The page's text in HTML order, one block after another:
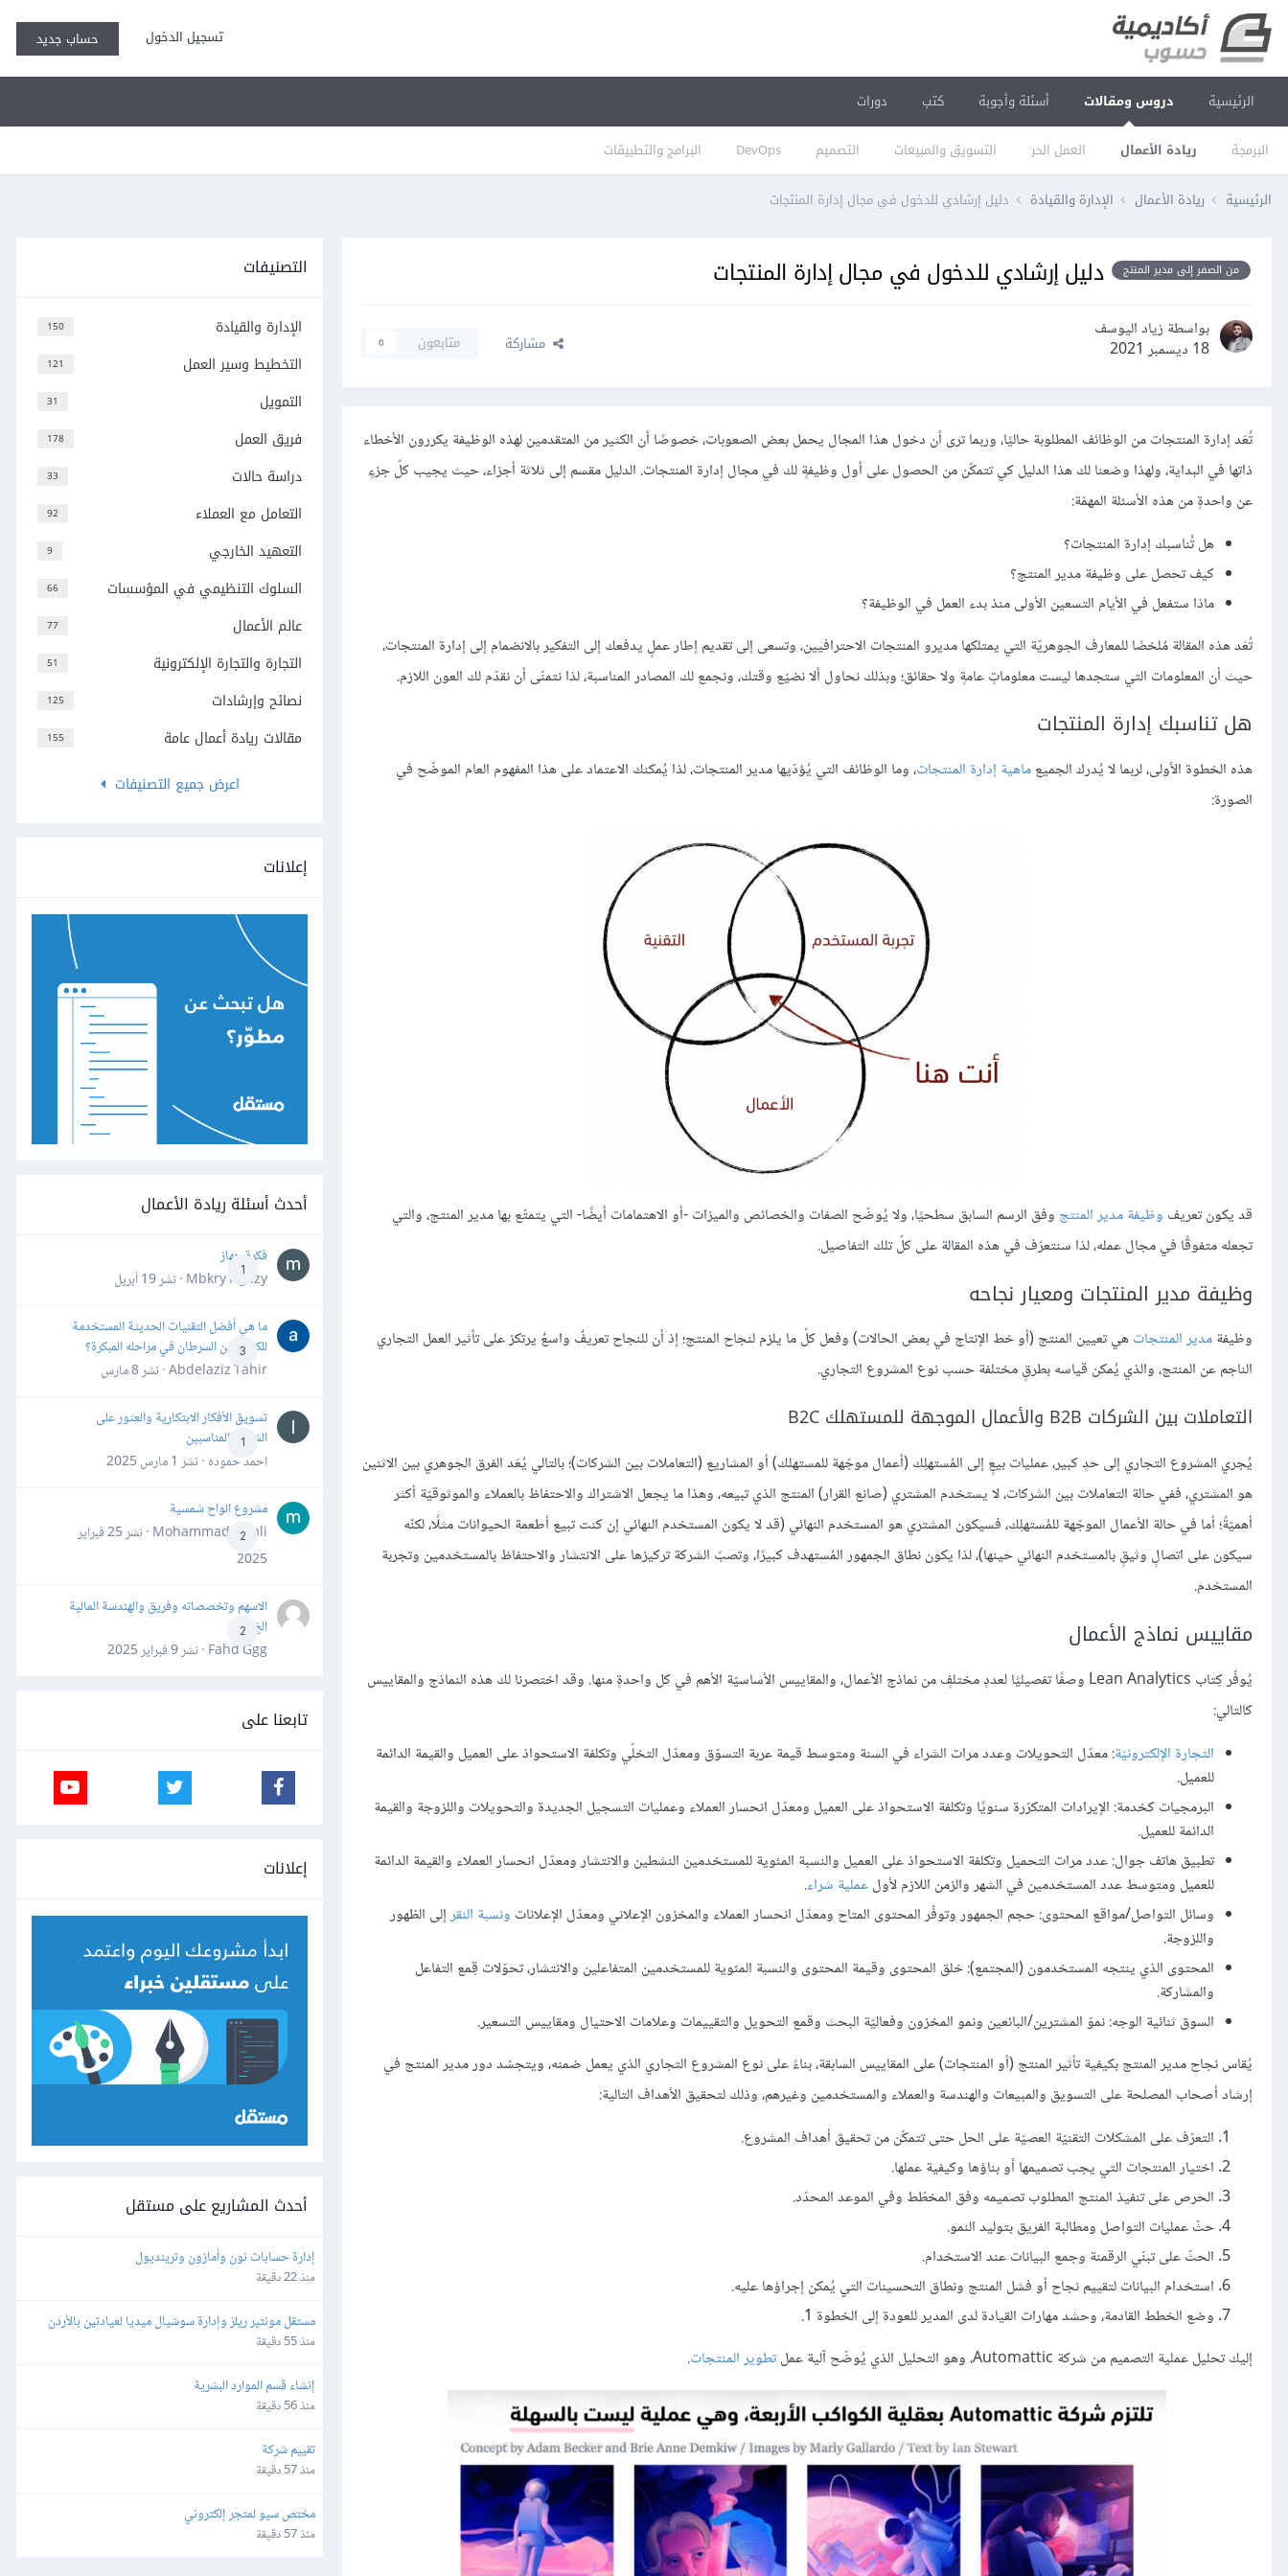
تسجيل الدخول حساب جديد
الرئيسية دروس ومقالات
البرمجة ريادة الأعمال العمل الحر التسويق والمبيعات التصميم DevOps البرامج والتطبيقات
أسئلة وأجوبة كتب دورات
الرئيسية ريادة الأعمال الإدارة والقيادة دليل إرشادي للدخول في مجال إدارة المنتجات
من الصفر إلى مدير المنتج دليل إرشادي للدخول في مجال إدارة المنتجات
بواسطة زياد اليوسف
18 ديسمبر 2021
مشاركة متابعون 0
تُعَد إدارة المنتجات من الوظائف المطلوبة حاليًا، وربما ترى أن دخول هذا المجال يحمل بعض الصعوبات، خصوصًا أن الكثير من المتقدمين لهذه الوظيفة يكررون الأخطاء
ذاتها في البداية، ولهذا وضعنا لك هذا الدليل كي تتمكّن من الحصول على أول وظيفةٍ لك في مجال إدارة المنتجات. الدليل مقسم إلى ثلاثة أجزاء، حيث يجيب كلّ جزءٍ
عن واحدةٍ من هذه الأسئلة المهمّة:
هل تُناسبك إدارة المنتجات؟
كيف تحصل على وظيفة مدير المنتج؟
ماذا ستفعل في الأيام التسعين الأولى منذ بدء العمل في الوظيفة؟
تُعَد هذه المقالة مُلخصًا للمعارف الجوهريّة التي يمتلكها مديرو المنتجات الاحترافيين، وتسعى إلى تقديم إطار عملٍ يدفعك إلى التفكير بالانضمام إلى إدارة المنتجات،
حيث أن المعلومات التي ستجدها ليست معلوماتٍ عامةٍ ولا حقائق؛ وبذلك نحاول ألا نضيّع وقتك، ونجمع لك المصادر المناسبة، لذا نتمنّى أن نقدّم لك العون اللازم.
هل تناسبك إدارة المنتجات
هذه الخطوة الأولى، لربما لا يُدرك الجميعماهية إدارة المنتجات، وما الوظائف التي يُؤدّيها مدير المنتجات، لذا يُمكنك الاعتماد على هذا المفهوم العام الموضّح في
الصورة:
قد يكون تعريف وظيفة مدير المنتج وفق الرسم السابق سطحيًا، ولا يُوضّح الصفات والخصائص والميزات -أو الاهتمامات أيضًا- التي يتمتّع بها مدير المنتج، والتي
تجعله متفوقًا في مجال عمله، لذا سنتعرّف في هذه المقالة على كلّ تلك التفاصيل.
وظيفة مدير المنتجات ومعيار نجاحه
وظيفةمدير المنتجاتهي تعيين المنتج (أو خط الإنتاج في بعض الحالات) وفعل كلّ ما يلزم لنجاح المنتج؛ إذ أن للنجاح تعريفٌ واسعٌ يرتكز على تأثير العمل التجاري
الناجم عن المنتج، والذي يُمكن قياسه بطرقٍ مختلفة حسب نوع المشروع التجاري.
التعاملات بين الشركات B2B والأعمال الموجهة للمستهلك B2C
يُجري المشروع التجاري إلى حدٍ كبير، عمليات بيعٍ إلى المُستهلِك (أعمال موجّهة للمستهلك) أو المشاريع (التعاملات بين الشركات)؛ بالتالي يُعَد الفرق الجوهري بين الاثنين
هو المشتري، ففي حالة التعاملات بين الشركات، لا يستخدم المشتري (صانع القرار) المنتج الذي تبيعه، وهذا ما يجعل الاشتراك والاحتفاظ بالعملاء والموثوقيّة أكثر
أهميّةً؛ أما في حالة الأعمال الموجّهة للمُستهلِك، فسيكون المشتري هو المستخدم النهائي (قد لا يكون المستخدم النهائي إن كنت تبيع أطعمة الحيوانات مثلًا، لكنّه
سيكون على اتصالٍ وثيقٍ بالمستخدم النهائي حينها)، لذا يكون نطاق الجمهور المُستهدف كبيرًا، وتصبّ الشركة تركيزها على الانتشار والاحتفاظ بالمستخدمين وتجربة
المستخدم.
مقاييس نماذج الأعمال
يُوفّر كِتاب Lean Analytics وصفًا تفصيليًا لعددٍ مختلفٍ من نماذج الأعمال، والمقاييس الأساسيّة الأهم في كل واحدةٍ منها. وقد اختصرنا لك هذه النماذج والمقاييس
كالتالي:
التجارة الإلكترونيّة: معدّل التحويلات وعدد مرات الشراء في السنة ومتوسط قيمة عربة التسوّق ومعدّل التخلّي وتكلفة الاستحواذ على العميل والقيمة الدائمة
للعميل.
البرمجيات كخدمة: الإيرادات المتكرّرة سنويًا وتكلفة الاستحواذ على العميل ومعدّل انحسار العملاء وعمليات التسجيل الجديدة والتحويلات واللزوجة والقيمة
الدائمة للعميل.
تطبيق هاتف جوال: عدد مرات التحميل وتكلفة الاستحواذ على العميل والنسبة المئوية للمستخدمين النشطين والانتشار ومعدّل انحسار العملاء والقيمة الدائمة
للعميل ومتوسط عدد المستخدمين في الشهر والزمن اللازم لأولعملية شراء.
وسائل التواصل/مواقع المحتوى: حجم الجمهور وتوفّر المحتوى المتاح ومعدّل انحسار العملاء والمخزون الإعلاني ومعدّل الإعلانات ونسبة النقرإلى الظهور
واللزوجة.
المحتوى الذي ينتجه المستخدمون (المجتمع): خلق المحتوى وقيمة المحتوى والنسبة المئوية للمستخدمين المتفاعلين والانتشار، تحوّلات قِمع التفاعل
والمشاركة.
السوق ثنائية الوجه: نموّ المشترين/البائعين ونمو المخزون وفعاليّة البحث وقمع التحويل والتقييمات وعلامات الاحتيال ومقاييس التسعير.
يُقاس نجاح مدير المنتج بكيفية تأثير المنتج (أو المنتجات) على المقاييس السابقة، بناءً على نوع المشروع التجاري الذي يعمل ضمنه، ويتجسّد دور مدير المنتج في
إرشاد أصحاب المصلحة على التسويق والمبيعات والهندسة والعملاء والمستخدمين وغيرهم، وذلك لتحقيق الأهداف التالية:
التعرّف على المشكلات التقنيّة العصيّة على الحل حتى تتمكّن من تحقيق أهداف المشروع.
اختيار المنتجات التي يجب تصميمها أو بناؤها وكيفية عملها.
الحرص على تنفيذ المنتج المطلوب تصميمه وفق المخطّط وفي الموعد المحدّد.
حثّ عمليات التواصل ومطالبة الفريق بتوليد النمو.
الحثّ على تبنّي الرقمنة وجمع البيانات عند الاستخدام.
استخدام البيانات لتقييم نجاح أو فشل المنتج ونطاق التحسينات التي يُمكن إجراؤها عليه.
وضع الخطط القادمة، وحشد مهارات القيادة لدى المدير للعودة إلى الخطوة 1.
إليك تحليل عملية التصميم من شركة Automattic، وهو التحليل الذي يُوضّح آلية عمل
تطوير المنتجات.
التصنيفات
150 الإدارة والقيادة
121 التخطيط وسير العمل
31 التمويل
178 فريق العمل
33 دراسة حالات
92 التعامل مع العملاء
9 التعهيد الخارجي
66 السلوك التنظيمي في المؤسسات
77 عالم الأعمال
51 التجارة والتجارة الإلكترونية
125 نصائح وإرشادات
155
مقالات ريادة أعمال عامة
اعرض جميع التصنيفات
إعلانات
أحدث أسئلة ريادة الأعمال
1
فكرة جهاز
Mbkry Hgazy · نشر
19 أبريل
3
ما هي أفضل التقنيات الحديثة المستخدمة
للكشف عن السرطان في مراحله المبكرة؟
Abdelaziz Tahir · نشر
8 مارس
1
تسويق الأفكار الابتكارية والعثور على
الشركاء المناسبين
احمد حموده · نشر 1 مارس 2025
2
مشروع الواح شمسية
Mohammad Awali · نشر
25 فبراير
2025
2
الاسهم وتخصصاته وفريق والهندسة المالية
الخ
Fahd Ggg · نشر
9 فبراير 2025
تابعنا على
إعلانات
أحدث المشاريع على مستقل
إدارة حسابات نون وأمازون وترينديول
منذ 22 دقيقة
وألمانيا
منذ 55 دقيقة
إنشاء قسم الموارد البشرية
منذ 56 دقيقة
تقييم شركة
منذ 57 دقيقة
مختص سيو لمتجر إلكتروني
منذ 57 دقيقة